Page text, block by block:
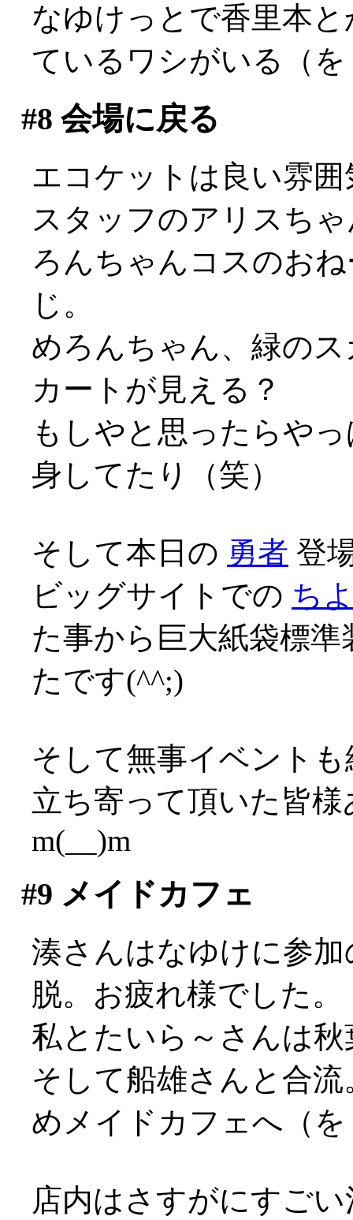
なゆけっとで香里本
ているワシがいる（を
#8 会場に戻る
エコケットは良い雰
スタッフのアリスち
ろんちゃんコスのお
じ。
めろんちゃん、緑の
カートが見える？
もしやと思ったらや
身してたり（笑）
そして本日の 勇者 登
ビッグサイトでの ち
た事から巨大紙袋標
たです(^^;)
そして無事イベントも
立ち寄って頂いた皆
m(__)m
#9 メイドカフェ
湊さんはなゆけに参
脱。お疲れ様でした。
私とたいら～さんは秋
そして船雄さんと合
めメイドカフェへ（を
店内はさすがにすごい